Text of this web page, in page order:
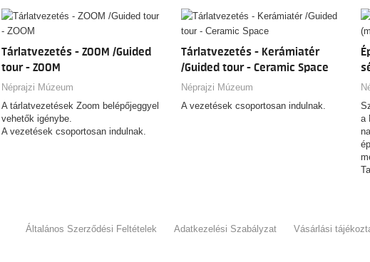
kompozíciója révén.
Tárlatvezetés - ZOOM /Guided
tour - ZOOM
Néprajzi Múzeum
A tárlatvezetések Zoom belépőjeggyel
vehetők igénybe.
A vezetések csoportosan indulnak.
Tárlatvezetés - Kerámiatér
/Guided tour - Ceramic Space
Néprajzi Múzeum
A vezetések csoportosan indulnak.
a
Általános Szerződési Feltételek Adatkezelési Szabályzat Vásárlási